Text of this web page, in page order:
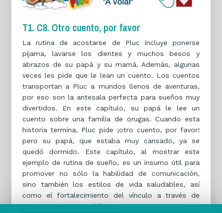
T1. C8. Otro cuento, por favor
La rutina de acostarse de Pluc incluye ponerse
pijama, lavarse los dientes y muchos besos y
abrazos de su papá y su mamá. Además, algunas
veces les pide que le lean un cuento. Los cuentos
transportan a Pluc a mundos llenos de aventuras,
por eso son la antesala perfecta para sueños muy
divertidos. En este capítulo, su papá le lee un
cuento sobre una familia de orugas. Cuando esta
historia termina, Pluc pide ¡otro cuento, por favor!
pero su papá, que estaba muy cansado, ya se
quedó dormido. Este capítulo, al mostrar este
ejemplo de rutina de sueño, es un insumo útil para
promover no sólo la habilidad de comunicación,
sino también los estilos de vida saludables, así
como el fortalecimiento del vínculo a través de
estos momentos cotidianos.